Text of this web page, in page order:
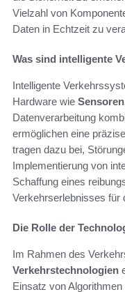
Vielzahl von
Daten in Echtzeit zu
Was sind intelligente
Intelligente
Hardware wie Sensoren
Datenverarbeitung
ermöglichen eine
tragen dazu bei,
Implementierung von
Schaffung eines
Verkehrserlebnisses für
Die Rolle der
Im Rahmen des
Verkehrstechnologien
Einsatz von